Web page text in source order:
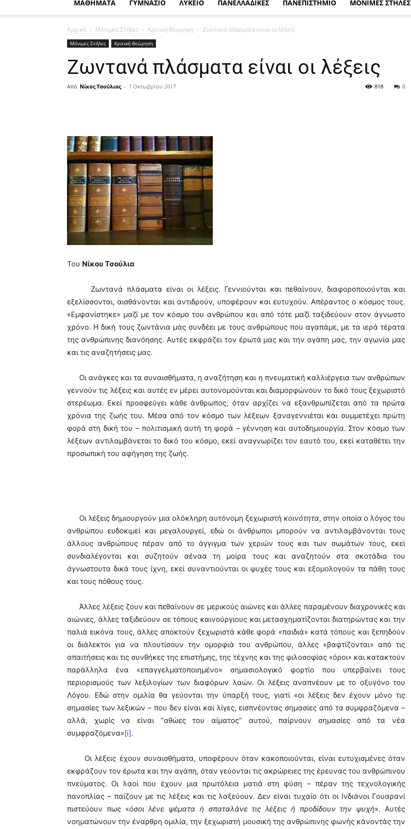
ΜΑΘΗΜΑΤΑ ΓΥΜΝΑΣΙΟ ΛΥΚΕΙΟ ΠΑΝΕΛΛΑΔΙΚΕΣ ΠΑΝΕΠΙΣΤΗΜΙΟ ΜΟΝΙΜΕΣ ΣΤΗΛΕΣ
Αρχική Μόνιμες Στήλες Κριτική θεώρηση Ζωντανά πλάσματα είναι οι λέξεις
Μόνιμες Στήλες Κριτική θεώρηση
Ζωντανά πλάσματα είναι οι λέξεις
Από Νίκος Τσούλιας - 1 Οκτωβρίου 2017 0
818
Του Νίκου Τσούλια
Ζωντανά πλάσματα είναι οι λέξεις. Γεννιούνται και πεθαίνουν, διαφοροποιούνται και
εξελίσσονται, αισθάνονται και αντιδρούν, υποφέρουν και ευτυχούν. Απέραντος ο κόσμος τους.
«Εμφανίστηκε» μαζί με τον κόσμο του ανθρώπου και από τότε μαζί ταξιδεύουν στον άγνωστο
χρόνο. Η δική τους ζωντάνια μάς συνδέει με τους ανθρώπους που αγαπάμε, με τα ιερά τέρατα
της ανθρώπινης διανόησης. Αυτές εκφράζει τον έρωτά μας και την αγάπη μας, την αγωνία μας
και τις αναζητήσεις μας.
Οι ανάγκες και τα συναισθήματα, η αναζήτηση και η πνευματική καλλιέργεια των ανθρώπων
γεννούν τις λέξεις και αυτές εν μέρει αυτονομούνται και διαμορφώνουν το δικό τους ξεχωριστό
στερέωμα. Εκεί προσφεύγει κάθε άνθρωπος, όταν αρχίζει να εξανθρωπίζεται από τα πρώτα
χρόνια της ζωής του. Μέσα από τον κόσμο των λέξεων ξαναγεννιέται και συμμετέχει πρώτη
φορά στη δική του – πολιτισμική αυτή τη φορά – γέννηση και αυτοδημιουργία. Στον κόσμο των
λέξεων αντιλαμβάνεται το δικό του κόσμο, εκεί αναγνωρίζει τον εαυτό του, εκεί καταθέτει την
προσωπική του αφήγηση της ζωής.
Οι λέξεις δημιουργούν μια ολόκληρη αυτόνομη ξεχωριστήκοινότητα, στην οποία ο λόγος του
ανθρώπου ευδοκιμεί και μεγαλουργεί, εδώ οι άνθρωποι μπορούν να αντιλαμβάνονται τους
άλλους ανθρώπους πέραν από το άγγιγμα των χεριών τους και των σωμάτων τους, εκεί
συνδιαλέγονται και συζητούν αέναα τη μοίρα τους και αναζητούν στα σκοτάδια του
άγνωστουτα δικά τους ίχνη, εκεί συναντιούνται οι ψυχές τους και εξομολογούν τα πάθη τους
και τους πόθους τους.
Άλλες λέξεις ζουν και πεθαίνουν σε μερικούς αιώνες και άλλες παραμένουν διαχρονικές και
αιώνιες, άλλες ταξιδεύουν σε τόπους καινούργιους και μετασχηματίζονται διατηρώντας και την
παλιά εικόνα τους, άλλες αποκτούν ξεχωριστά κάθε φορά «παιδιά» κατά τόπους και ξεπηδούν
οι διάλεκτοι για να πλουτίσουν την ομορφιά του ανθρώπου, άλλες «βαφτίζονται» από τις
απαιτήσεις και τις συνθήκες της επιστήμης, της τέχνης και της φιλοσοφίας «όροι» και κατακτούν
παράλληλα ένα «επαγγελματοποιημένο» σημασιολογικό φορτίο που υπερβαίνει τους
περιορισμούς των λεξιλογίων των διαφόρων λαών. Οι λέξεις αναπνέουν με το οξυγόνο του
Λόγου. Εδώ στην ομιλία θα γεύονται την ύπαρξή τους, γιατί «οι λέξεις δεν έχουν μόνο τις
σημασίες των λεξικών – που δεν είναι και λίγες, εισπνέοντας σημασίες από τα συμφραζόμενα –
αλλά, χωρίς να είναι “αθώες του αίματος” αυτού, παίρνουν σημασίες από τα νέα
συμφραζόμενα»[i].
Οι λέξεις έχουν συναισθήματα, υποφέρουν όταν κακοποιούνται, είναι ευτυχισμένες όταν
εκφράζουν τον έρωτα και την αγάπη, όταν γεύονται τις ακρώρειες της έρευνας του ανθρώπινου
πνεύματος. Οι λαοί που έχουν μια πρωτόλεια ματιά στη φύση – πέραν της τεχνολογικής
πανοπλίας – παίζουν με τις λέξεις και τις λαξεύουν. Δεν είναι τυχαίο ότι οι Ινδιάνοι Γουαρανί
πιστεύουν πως «όσοι λένε ψέματα ή σπαταλάνε τις λέξεις ή προδίδουν την ψυχή». Αυτές
νοηματώνουν την έναρθρη ομιλία, την ξεχωριστή μουσική της ανθρώπινης φωνής κάνοντάς την